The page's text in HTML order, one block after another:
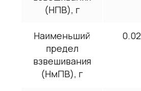
(НПВ), г
Наименьший
предел
взвешивания
(НмПВ), г
0.02